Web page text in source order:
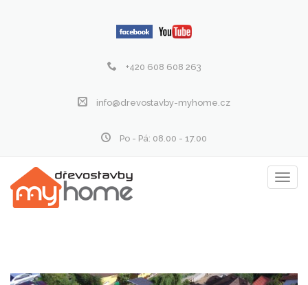
+420 608 608 263
info@drevostavby-myhome.cz
Po - Pá: 08.00 - 17.00
menu